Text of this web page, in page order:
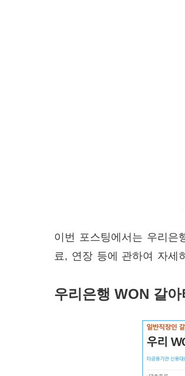
이번 포스팅에서는 우리은
료, 연장 등에 관하여 자세
우리은행 WON 갈